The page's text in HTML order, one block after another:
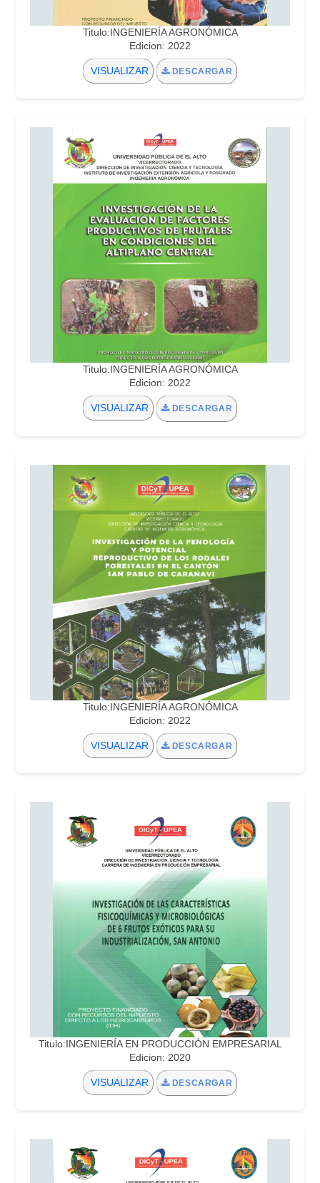
Titulo:INGENIERÍA AGRONÓMICA
Edicion: 2022
VISUALIZAR DESCARGAR
Titulo:INGENIERÍA AGRONÓMICA
Edicion: 2022
VISUALIZAR DESCARGAR
Titulo:INGENIERÍA AGRONÓMICA
Edicion: 2022
VISUALIZAR DESCARGAR
Titulo:INGENIERÍA EN PRODUCCIÓN EMPRESARIAL
Edicion: 2020
VISUALIZAR DESCARGAR